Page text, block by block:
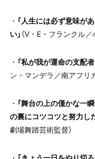
・ 「人生には必ず意味が
い」 （V ・ E ・フランクル／
・ 「私が我が運命の支配
ン・マンデラ／南アフリ
・ 「舞台の上の僅かな一
の裏にコツコツと努力し
劇場舞踏芸術監督）